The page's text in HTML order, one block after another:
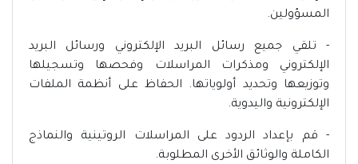
المسؤولين.
- تلقي جميع رسائل البريد الإلكتروني ورسائل البريد
الإلكتروني ومذكرات المراسلات وفحصها وتسجيلها
وتوزيعها وتحديد أولوياتها. الحفاظ على أنظمة الملفات
الإلكترونية واليدوية.
- قم بإعداد الردود على المراسلات الروتينية والنماذج
الكاملة والوثائق الأخرى المطلوبة.